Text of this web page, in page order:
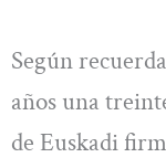
Según
años una
de Euskadi